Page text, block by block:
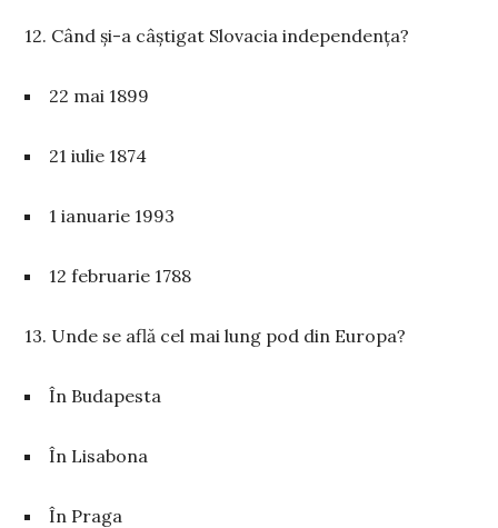
12. Când și-a câștigat Slovacia independența?
22 mai 1899
21 iulie 1874
1 ianuarie 1993
12 februarie 1788
13. Unde se află cel mai lung pod din Europa?
În Budapesta
În Lisabona
În Praga